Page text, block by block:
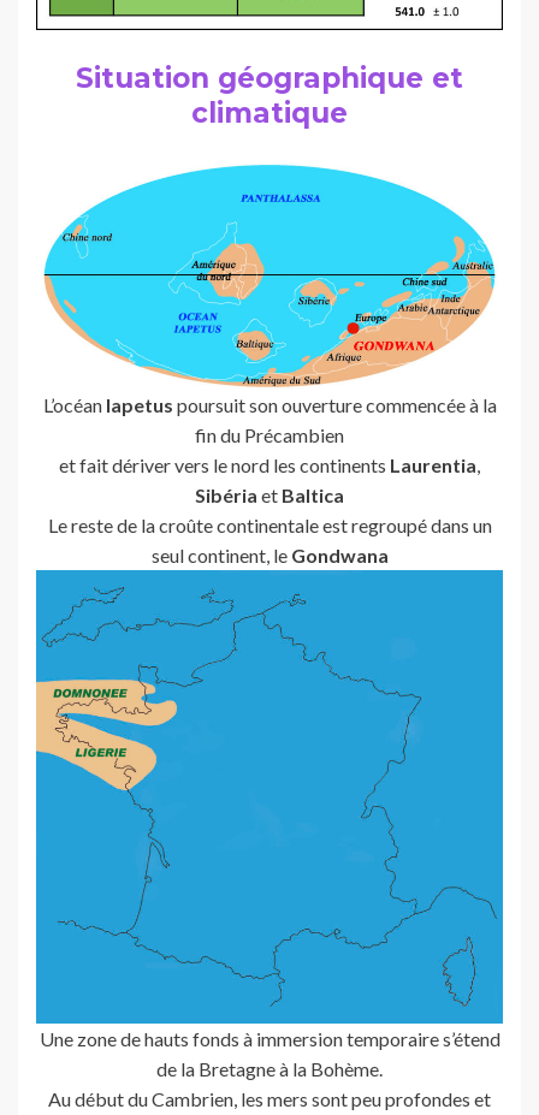
Situation géographique et
climatique
L’océan Iapetus poursuit son ouverture commencée à la
fin du Précambien
et fait dériver vers le nord les continents Laurentia
Sibéria et Baltica
Le reste de la croûte continentale est regroupé dans un
seul continent, le Gondwana
Une zone de hauts fonds à immersion temporaire s’étend
de la Bretagne à la Bohème.
Au début du Cambrien, les mers sont peu profondes et